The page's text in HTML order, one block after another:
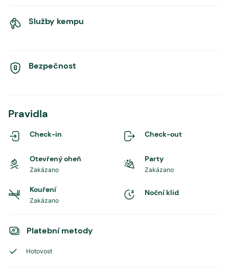
Služby kempu
Bezpečnost
Pravidla
Check-in Check-out
Otevřený oheň
Zakázano
Party
Zakázano
Kouření
Zakázano
Noční klid
Platební metody
Hotovost